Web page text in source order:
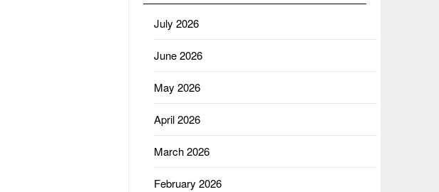
July 2026
June 2026
May 2026
April 2026
March 2026
February 2026